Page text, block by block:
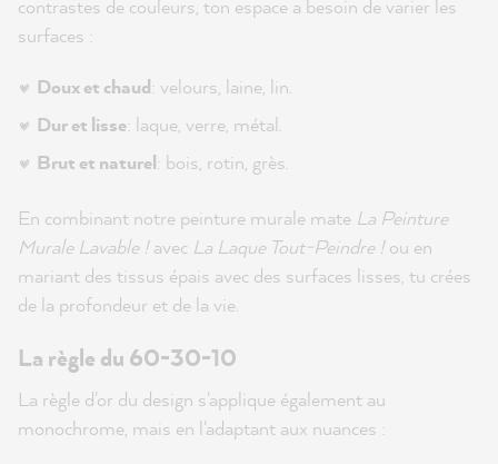
contrastes de couleurs, ton espace a besoin de varier les
surfaces :
Doux et chaud: velours, laine, lin.
Dur et lisse: laque, verre, métal.
Brut et naturel: bois, rotin, grès.
En combinant notre peinture murale mate La Peinture
Murale Lavable !avec La Laque Tout-Peindre !ou en
mariant des tissus épais avec des surfaces lisses, tu crées
de la profondeur et de la vie.
La règle du 60-30-10
La règle d'or du design s'applique également au
monochrome, mais en l'adaptant aux nuances :